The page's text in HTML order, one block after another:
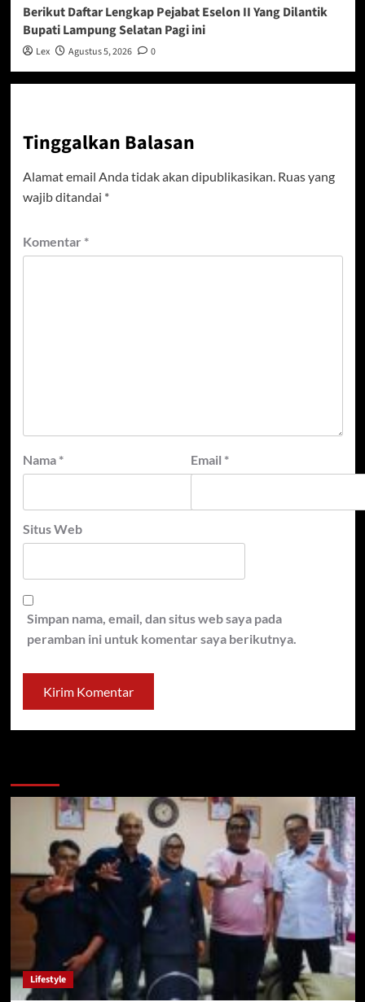
Berikut Daftar Lengkap Pejabat Eselon II Yang Dilantik
Bupati Lampung Selatan Pagi ini
Lex Agustus 5, 2026 0
Tinggalkan Balasan
Alamat email Anda tidak akan dipublikasikan. Ruas yang
wajib ditandai *
Komentar *
Nama * Email *
Situs Web
Simpan nama, email, dan situs web saya pada
peramban ini untuk komentar saya berikutnya.
Lifestyle